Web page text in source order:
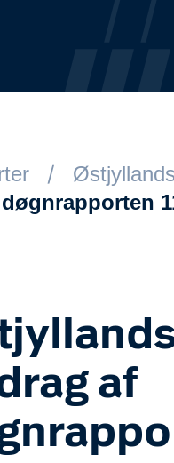
af